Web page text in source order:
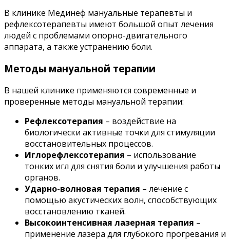
В клинике Мединеф мануальные терапевты и
рефлексотерапевты имеют большой опыт лечения
людей с проблемами опорно-двигательного
аппарата, а также устранению боли.
Методы мануальной терапии
В нашей клинике применяются современные и
проверенные методы мануальной терапии:
Рефлексотерапия – воздействие на
биологически активные точки для стимуляции
восстановительных процессов.
Иглорефлексотерапия – использование
тонких игл для снятия боли и улучшения работы
органов.
Ударно-волновая терапия – лечение с
помощью акустических волн, способствующих
восстановлению тканей.
Высокоинтенсивная лазерная терапия –
применение лазера для глубокого прогревания и